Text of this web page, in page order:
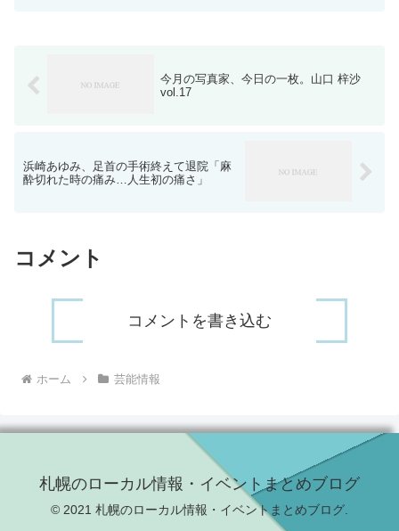
今月の写真家、今日の一枚。山口 梓沙
vol.17
浜崎あゆみ、足首の手術終えて退院「麻
酔切れた時の痛み…人生初の痛さ」
コメント
コメントを書き込む
ホーム 芸能情報
札幌のローカル情報・イベントまとめブログ
© 2021 札幌のローカル情報・イベントまとめブログ.